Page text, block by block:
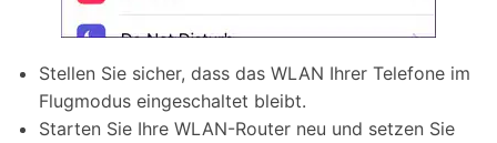
Stellen Sie sicher, dass das WLAN Ihrer Telefone im
Flugmodus eingeschaltet bleibt.
Starten Sie Ihre WLAN-Router neu und setzen Sie